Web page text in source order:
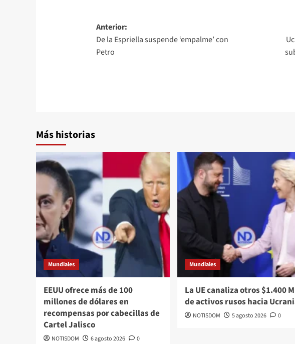
Anterior:
De la Espriella suspende ‘empalme’ con
Petro
Más historias
Mundiales
EEUU ofrece más de 100
millones de dólares en
recompensas por cabecillas de
Cartel Jalisco
NOTISDOM 6 agosto 2026 0
Mundiales
La UE canaliza otros $1.400
de activos rusos hacia
NOTISDOM 5 agosto 2026 0